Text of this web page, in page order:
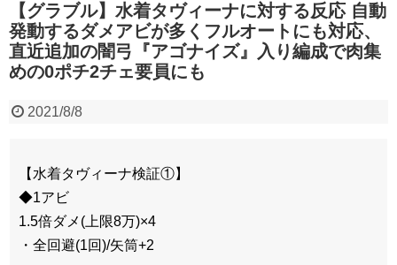
【グラブル】水着タヴィーナに対する反応 自動
発動するダメアビが多くフルオートにも対応、
直近追加の闇弓『アゴナイズ』入り編成で肉集
めの0ポチ2チェ要員にも
2021/8/8
【水着タヴィーナ検証①】
◆1アビ
1.5倍ダメ(上限8万)×4
・全回避(1回)/矢筒+2